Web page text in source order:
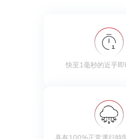
快至1毫秒的近乎